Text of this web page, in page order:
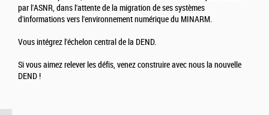
par l'ASNR, dans l'attente de la migration de ses systèmes
d'informations vers l'environnement numérique du MINARM.
Vous intégrez l'échelon central de la DEND.
Si vous aimez relever les défis, venez construire avec nous la nouvelle
DEND !